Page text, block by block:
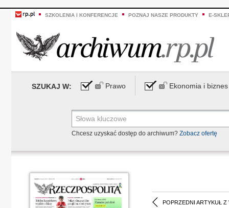
SZKOLENIA I KONFERENCJE POZNAJ NASZE PRODUKTY E-
SZUKAJ W: Prawo Ekonomia i biznes
Chcesz uzyskać dostęp do archiwum? Zobacz ofertę
POPRZEDNI ARTYKUŁ Z